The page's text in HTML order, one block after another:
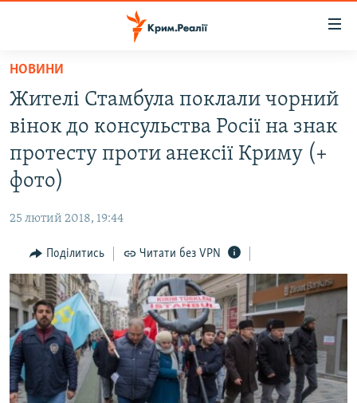
Перейти
основного
матеріалу
до
основної
Перейти
пошуку
ПОЛІТИКА
ІНТЕРВ'Ю
ВСЕ ЗА ДЕНЬ
СПЕЦПРОЕКТИ
ДЕПОРТАЦІЯ
ВІДЕОУРОКИ «ELIFBE»
ЯК ОБІЙТИ БЛОКУВАННЯ
Русский
НОВИНИ
Жителі Стамбула поклали чорний
вінок до консульства Росії на знак
протесту проти анексії Криму (+
фото)
25 лютий 2018, 19:44
Поділитись Читати без VPN